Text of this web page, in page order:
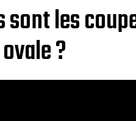
sont les
?